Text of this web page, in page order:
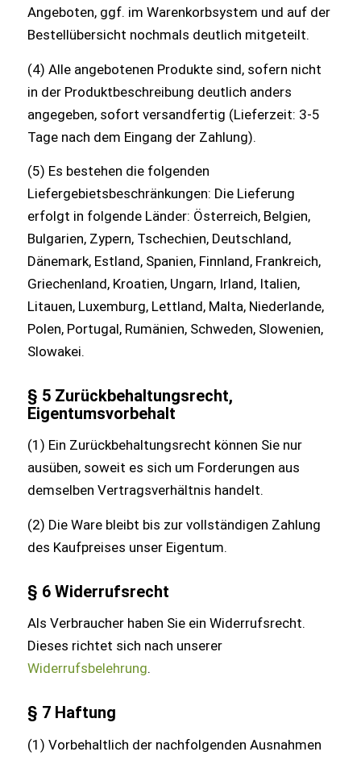
Angeboten, ggf. im Warenkorbsystem und auf der
Bestellübersicht nochmals deutlich mitgeteilt.
(4) Alle angebotenen Produkte sind, sofern nicht
in der Produktbeschreibung deutlich anders
angegeben, sofort versandfertig (Lieferzeit: 3-5
Tage nach dem Eingang der Zahlung).
(5) Es bestehen die folgenden
Liefergebietsbeschränkungen: Die Lieferung
erfolgt in folgende Länder: Österreich, Belgien,
Bulgarien, Zypern, Tschechien, Deutschland,
Dänemark, Estland, Spanien, Finnland, Frankreich,
Griechenland, Kroatien, Ungarn, Irland, Italien,
Litauen, Luxemburg, Lettland, Malta, Niederlande,
Polen, Portugal, Rumänien, Schweden, Slowenien,
Slowakei.
§ 5 Zurückbehaltungsrecht,
Eigentumsvorbehalt
(1) Ein Zurückbehaltungsrecht können Sie nur
ausüben, soweit es sich um Forderungen aus
demselben Vertragsverhältnis handelt.
(2) Die Ware bleibt bis zur vollständigen Zahlung
des Kaufpreises unser Eigentum.
§ 6 Widerrufsrecht
Als Verbraucher haben Sie ein Widerrufsrecht.
Dieses richtet sich nach unserer
Widerrufsbelehrung.
§ 7 Haftung
(1) Vorbehaltlich der nachfolgenden Ausnahmen